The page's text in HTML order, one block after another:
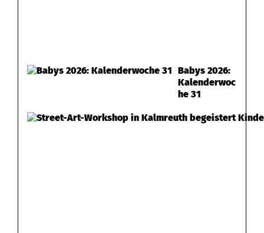
Babys 2026:
Kalenderwoc
he 31